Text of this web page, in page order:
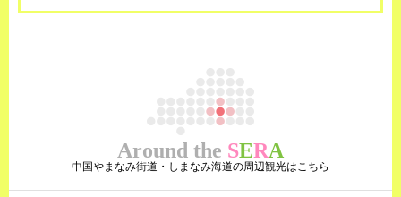
Around the SERA
中国やまなみ街道・しまなみ海道の周辺観光はこちら